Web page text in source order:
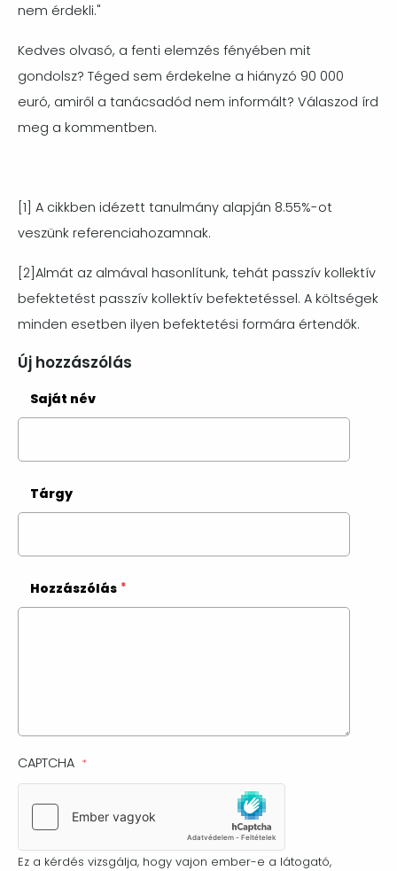
nem érdekli."
Kedves olvasó, a fenti elemzés fényében mit
gondolsz? Téged sem érdekelne a hiányzó 90 000
euró, amiről a tanácsadód nem informált? Válaszod írd
meg a kommentben.
[1] A cikkben idézett tanulmány alapján 8.55%-ot
veszünk referenciahozamnak.
[2]Almát az almával hasonlítunk, tehát passzív kollektív
befektetést passzív kollektív befektetéssel. A költségek
minden esetben ilyen befektetési formára értendők.
Új hozzászólás
Saját név
Tárgy
Hozzászólás
CAPTCHA
Ez a kérdés vizsgálja, hogy vajon ember-e a látogató,